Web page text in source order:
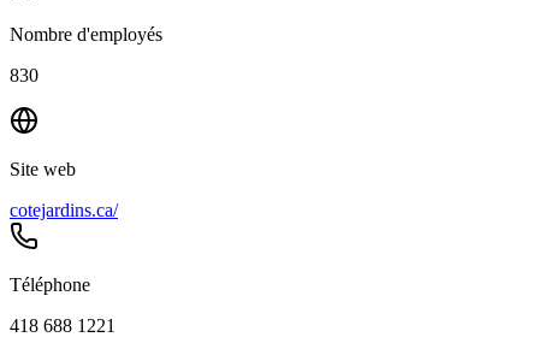
Nombre d'employés
830
Site web
cotejardins.ca/
Téléphone
418 688 1221